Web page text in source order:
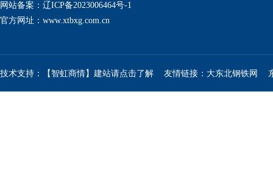
网站备案：辽ICP备2023006464号-1
官方网址： www.xtbxg.com.cn
技术支持：【智虹商情】建站请点击了解 友情链接： 大东北钢铁网